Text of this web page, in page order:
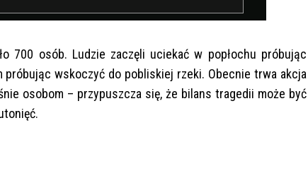
700 osób. Ludzie zaczęli uciekać w popłochu próbując
próbując wskoczyć do pobliskiej rzeki. Obecnie trwa akcja
osobom – przypuszcza się, że bilans tragedii może być